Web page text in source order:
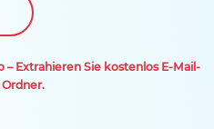
– Extrahieren Sie kostenlos E-Mail-
Ordner.